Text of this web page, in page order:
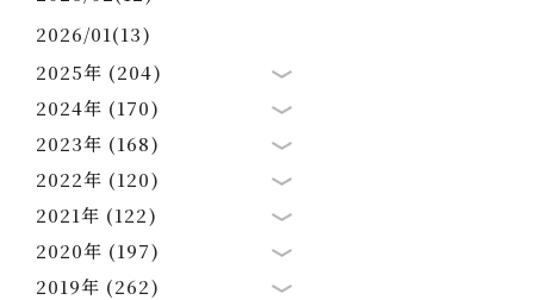
2026/01(13)
2025年 (204)
2024年 (170)
2023年 (168)
2022年 (120)
2021年 (122)
2020年 (197)
2019年 (262)